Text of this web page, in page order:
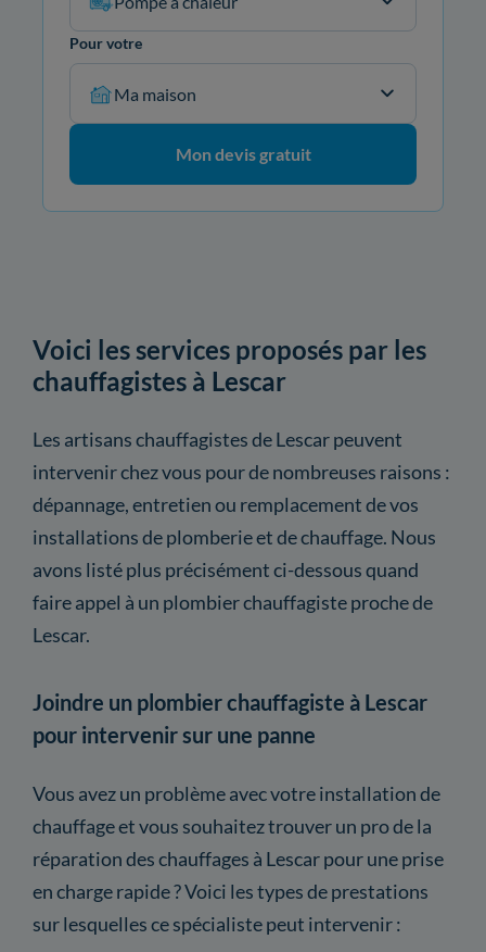
Pour votre
Ma maison
Mon devis gratuit
Voici les services proposés par les
chauffagistes à Lescar
Les artisans chauffagistes de Lescar peuvent
intervenir chez vous pour de nombreuses raisons :
dépannage, entretien ou remplacement de vos
installations de plomberie et de chauffage. Nous
avons listé plus précisément ci-dessous quand
faire appel à un plombier chauffagiste proche de
Lescar.
Joindre un plombier chauffagiste à Lescar
pour intervenir sur une panne
Vous avez un problème avec votre installation de
chauffage et vous souhaitez trouver un pro de la
réparation des chauffages à Lescar pour une prise
en charge rapide ? Voici les types de prestations
sur lesquelles ce spécialiste peut intervenir :